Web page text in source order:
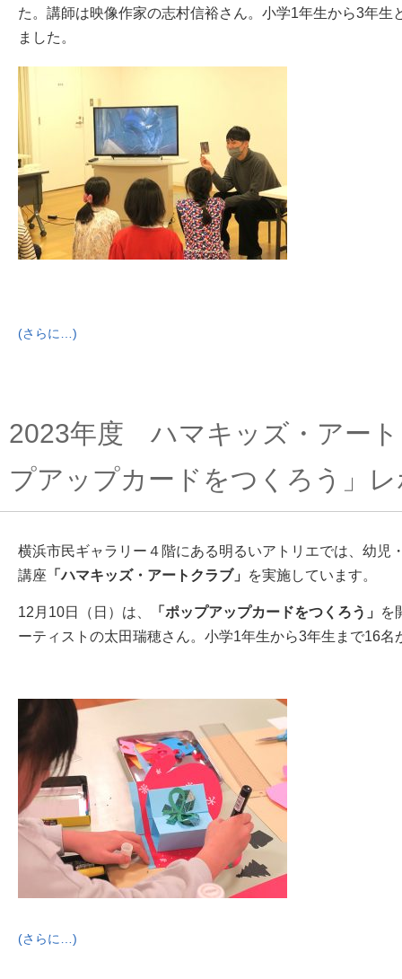
た。 講師は映像作家の志村信裕さん。 小学1年生から3年生
ました。
(さらに…)
2023年度 ハマキッズ・アー
プアップカードをつくろう」
横浜市民ギャラリー４階にある明るいアトリエでは、幼児
講座 「ハマキッズ・アートクラブ」 を実施しています。
12月10日（日）は、 「ポップアップカードをつくろう 」
を
ーティストの太田瑞穂さん。 小学1年生から3年生まで16名
(さらに…)